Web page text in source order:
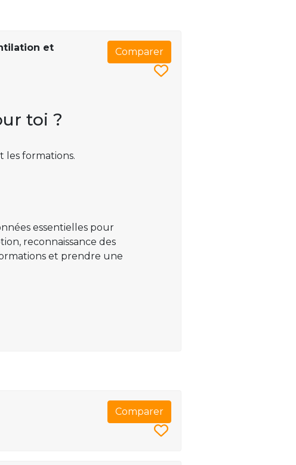
et
Comparer
toi ?
formations.
essentielles pour
reconnaissance des
et prendre une
Comparer